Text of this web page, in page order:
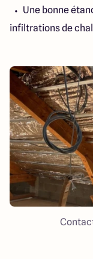
Une bonne
infiltrations de